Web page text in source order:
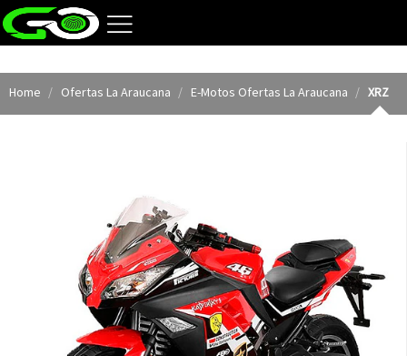
Home Ofertas La Araucana E-Motos Ofertas La Araucana XRZ